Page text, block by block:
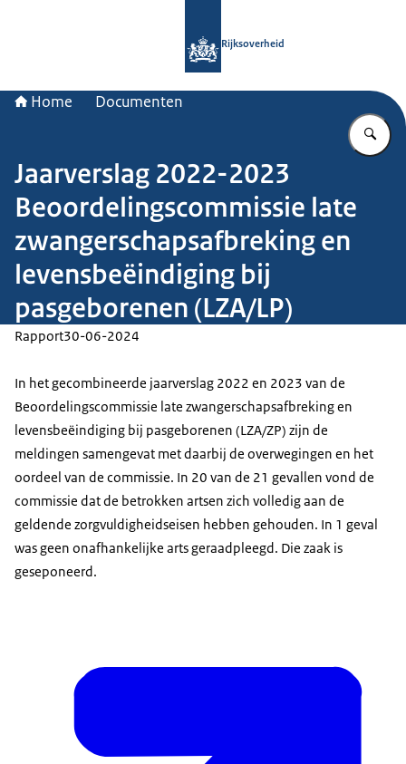
Rijksoverheid
Home Documenten
Jaarverslag 2022-2023
Beoordelingscommissie late
zwangerschapsafbreking en
levensbeëindiging bij
pasgeborenen (LZA/LP)
Rapport30-06-2024
In het gecombineerde jaarverslag 2022 en 2023 van de
Beoordelingscommissie late zwangerschapsafbreking en
levensbeëindiging bij pasgeborenen (LZA/ZP) zijn de
meldingen samengevat met daarbij de overwegingen en het
oordeel van de commissie. In 20 van de 21 gevallen vond de
commissie dat de betrokken artsen zich volledig aan de
geldende zorgvuldigheidseisen hebben gehouden. In 1 geval
was geen onafhankelijke arts geraadpleegd. Die zaak is
geseponeerd.